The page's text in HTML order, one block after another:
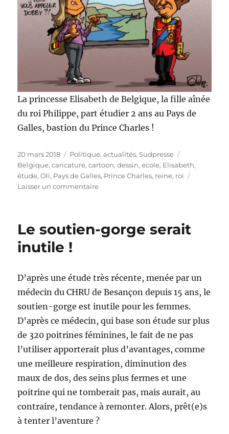
La princesse Elisabeth de Belgique, la fille aînée
du roi Philippe, part étudier 2 ans au Pays de
Galles, bastion du Prince Charles !
Publié
le
20 mars 2018 Catégories
Politique, actualités,Sudpresse
Belgique,caricature,cartoon,dessin,ecole, Elisabeth,
étude,Oli, Pays de Galles, Prince Charles, reine, roi
Laisser un commentairesur
au
Pays
Le soutien-gorge serait
inutile !
D’après une étude très récente, menée par un
médecin du CHRU de Besançon depuis 15 ans, le
soutien-gorge est inutile pour les femmes.
D’après ce médecin, qui base son étude sur plus
de 320 poitrines féminines, le fait de ne pas
l’utiliser apporterait plus d’avantages, comme
une meilleure respiration, diminution des
maux de dos, des seins plus fermes et une
poitrine qui ne tomberait pas, mais aurait, au
contraire, tendance à remonter. Alors, prêt(e)s
à tenter l’aventure ?